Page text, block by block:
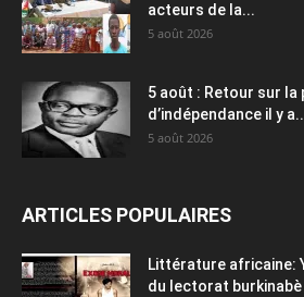
acteurs de la...
5 août 2026
5 août : Retour sur
d’indépendance il y
5 août 2026
ARTICLES POPULAIRES
Littérature africaine:
du lectorat burkinabè